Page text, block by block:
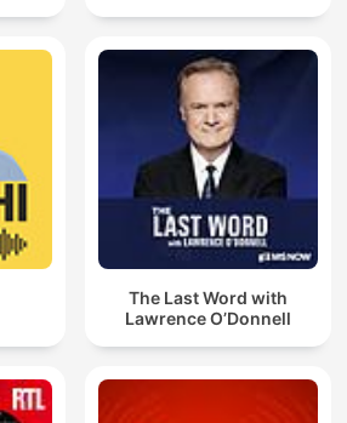
The Last Word with
Lawrence O’Donnell